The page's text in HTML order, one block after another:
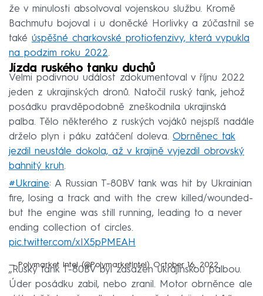
že v minulosti absolvoval vojenskou službu. Kromě
Bachmutu bojoval i u doněcké Horlivky a zúčastnil se
také úspěšné charkovské protiofenzivy, která vypukla
na podzim roku 2022.
Jízda ruského tanku duchů
Velmi podivnou událost zdokumentoval v říjnu 2022
jeden z ukrajinských dronů. Natočil ruský tank, jehož
posádku pravděpodobně zneškodnila ukrajinská
palba. Tělo některého z ruských vojáků nejspíš nadále
drželo plyn i páku zatáčení doleva. Obrněnec tak
jezdil neustále dokola, až v krajině vyjezdil obrovský
bahnitý kruh.
#Ukraine: A Russian T-80BV tank was hit by Ukrainian
fire, losing a track and with the crew killed/wounded-
but the engine was still running, leading to a never
ending collection of circles.
pic.twitter.com/xIX5pPMEAH
— Polymarket Intel (@PolymarketIntel) October 16, 2022
„Ruský tank T-80BV byl zasažen ukrajinskou palbou.
Úder posádku zabil, nebo zranil. Motor obrněnce ale